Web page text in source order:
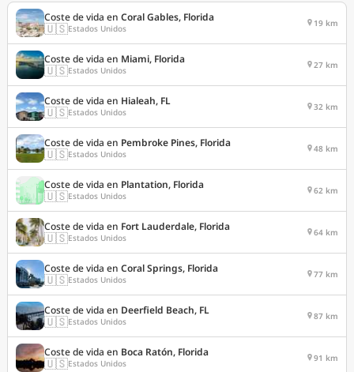
Coste de vida en Coral Gables, Florida
🇺🇸Estados Unidos 19 km
Coste de vida en Miami, Florida
🇺🇸Estados Unidos 27 km
Coste de vida en Hialeah, FL
🇺🇸Estados Unidos 32 km
Coste de vida en Pembroke Pines, Florida
🇺🇸Estados Unidos 48 km
Coste de vida en Plantation, Florida
🇺🇸Estados Unidos 62 km
Coste de vida en Fort Lauderdale, Florida
🇺🇸Estados Unidos 64 km
Coste de vida en Coral Springs, Florida
🇺🇸Estados Unidos 77 km
Coste de vida en Deerfield Beach, FL
🇺🇸Estados Unidos 87 km
Coste de vida en Boca Ratón, Florida
🇺🇸Estados Unidos 91 km